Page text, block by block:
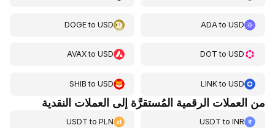
ADA toUSD
DOGEtoUSD
DOT toUSD
AVAXtoUSD
LINKtoUSD
SHIB toUSD
من العملات الرقمية المُستقرَّة إلى العملات النقدية
USDT toINR
USDT toPLN